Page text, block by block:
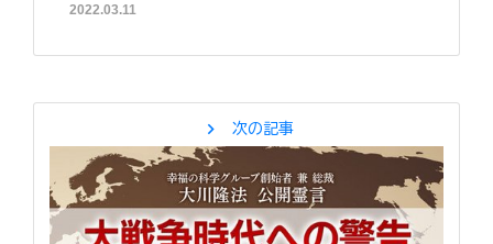
2022.03.11
chevron_right 次の記事